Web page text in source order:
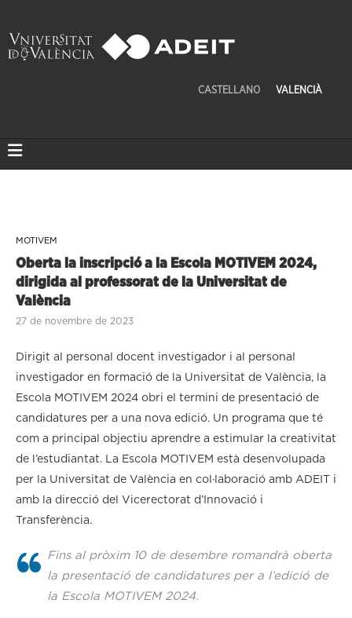
CASTELLANO VALENCIÀ
MOTIVEM
Oberta la inscripció a la Escola MOTIVEM 2024,
dirigida al professorat de la Universitat de
València
27 de novembre de 2023
Dirigit al personal docent investigador i al personal
investigador en formació de la Universitat de València, la
Escola MOTIVEM 2024 obri el termini de presentació de
candidatures per a una nova edició. Un programa que té
com a principal objectiu aprendre a estimular la creativitat
de l’estudiantat. La Escola MOTIVEM està desenvolupada
per la Universitat de València en col·laboració amb ADEIT i
amb la direcció del Vicerectorat d’Innovació i
Transferència.
Fins al pròxim 10 de desembre romandrà oberta
la presentació de candidatures per a l’edició de
la Escola MOTIVEM 2024.